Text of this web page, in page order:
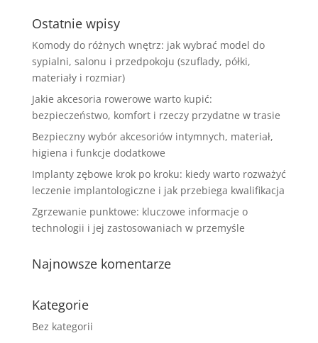
Ostatnie wpisy
Komody do różnych wnętrz: jak wybrać model do
sypialni, salonu i przedpokoju (szuflady, półki,
materiały i rozmiar)
Jakie akcesoria rowerowe warto kupić:
bezpieczeństwo, komfort i rzeczy przydatne w trasie
Bezpieczny wybór akcesoriów intymnych, materiał,
higiena i funkcje dodatkowe
Implanty zębowe krok po kroku: kiedy warto rozważyć
leczenie implantologiczne i jak przebiega kwalifikacja
Zgrzewanie punktowe: kluczowe informacje o
technologii i jej zastosowaniach w przemyśle
Najnowsze komentarze
Kategorie
Bez kategorii